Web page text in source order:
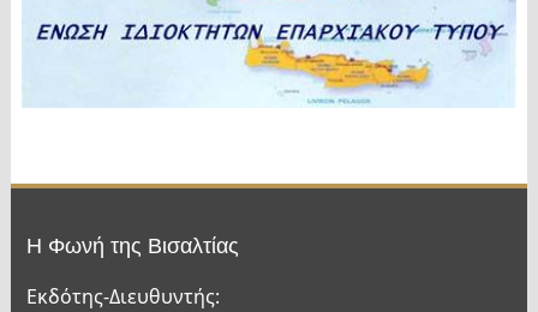
Η Φωνή της Βισαλτίας
Εκδότης-Διευθυντής: